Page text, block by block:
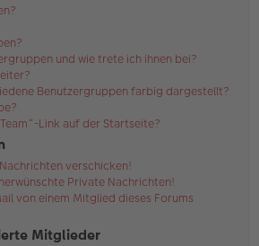
und wie trete ich ihnen bei?
Benutzergruppen farbig dargestellt?
Link auf der Startseite?
verschicken!
Private Nachrichten!
von einem Mitglied dieses Forums
Mitglieder